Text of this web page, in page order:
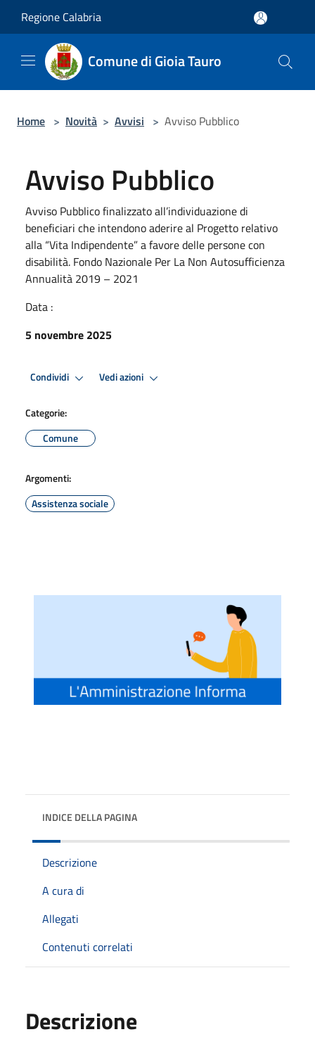
Regione Calabria
Comune di Gioia Tauro
Home > Novità > Avvisi > Avviso Pubblico
Avviso Pubblico
Avviso Pubblico finalizzato all’individuazione di
beneficiari che intendono aderire al Progetto relativo
alla “Vita Indipendente” a favore delle persone con
disabilità. Fondo Nazionale Per La Non Autosufficienza
Annualità 2019 – 2021
Data :
5 novembre 2025
Condividi Vedi azioni
Categorie:
Comune
Argomenti:
Assistenza sociale
INDICE DELLA PAGINA
Descrizione
A cura di
Allegati
Contenuti correlati
Descrizione